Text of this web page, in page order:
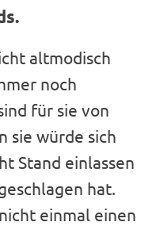
altmodisch
noch
für sie von
sie würde sich
Stand einlassen
hat.
einmal einen